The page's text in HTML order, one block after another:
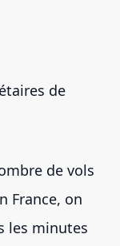
de
de vols
France, on
les minutes